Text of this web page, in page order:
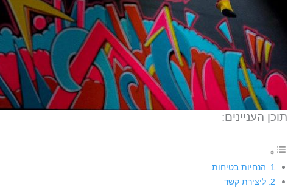
תוכן העניינים:
הנחיות בטיחות
ליצירת קשר